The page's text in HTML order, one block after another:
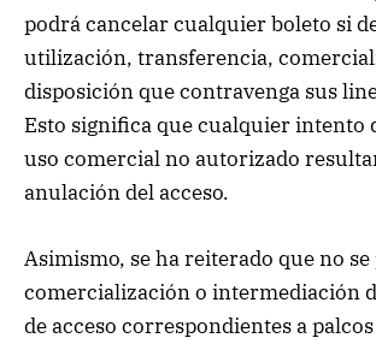
podrá cancelar cualquier boleto si
utilización, transferencia,
disposición que contravenga sus
Esto significa que cualquier intento
uso comercial no autorizado
anulación del acceso.
Asimismo, se ha reiterado que no
comercialización o intermediación
de acceso correspondientes a